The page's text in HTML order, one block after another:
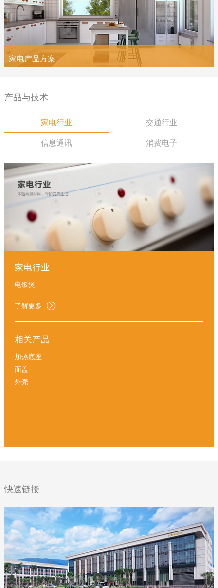
家电产品方案
产品与技术
家电行业 交通行业
信息通讯 消费电子
家电行业
电饭煲
了解更多 
相关产品
加热底座
面盖
外壳
快速链接